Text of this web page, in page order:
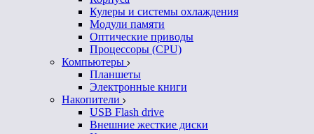
Кулеры и системы охлаждения
Модули памяти
Оптические приводы
Процессоры (CPU)
Компьютеры
Планшеты
Электронные книги
Накопители
USB Flash drive
Внешние жесткие диски